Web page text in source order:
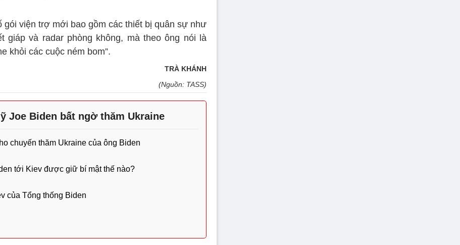
gói viện trợ mới bao gồm các thiết bị quân sự như
giáp và radar phòng không, mà theo ông nói là
khỏi các cuộc ném bom”.
TRÀ KHÁNH
(Nguồn: TASS)
Joe Biden bất ngờ thăm Ukraine
chuyến thăm Ukraine của ông Biden
tới Kiev được giữ bí mật thế nào?
của Tổng thống Biden